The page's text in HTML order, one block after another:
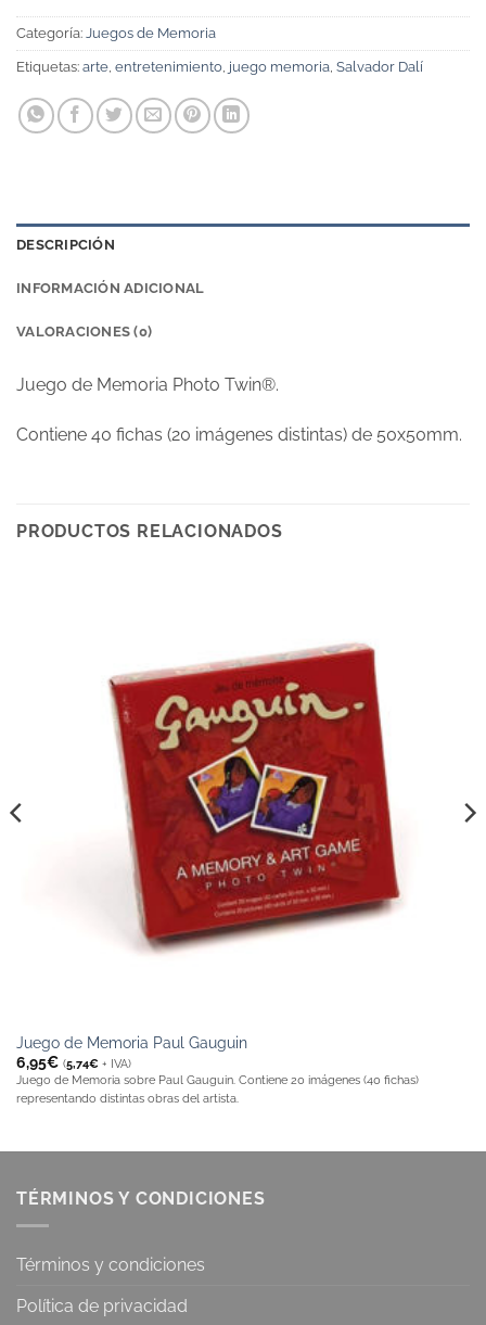
Categoría: Juegos de Memoria
Etiquetas: arte, entretenimiento, juego memoria, Salvador Dalí
DESCRIPCIÓN
INFORMACIÓN ADICIONAL
VALORACIONES (0)
Juego de Memoria Photo Twin®.
Contiene 40 fichas (20 imágenes distintas) de 50x50mm.
PRODUCTOS RELACIONADOS
Juego de Memoria Paul Gauguin
6,95€ (5,74€ + IVA)
Juego de Memoria sobre Paul Gauguin. Contiene 20 imágenes (40 fichas)
representando distintas obras del artista.
TÉRMINOS Y CONDICIONES
Términos y condiciones
Política de privacidad